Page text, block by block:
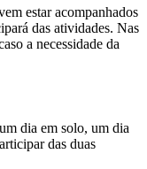
estar acompanhados
das atividades. Nas
a necessidade da
dia em solo, um dia
das duas